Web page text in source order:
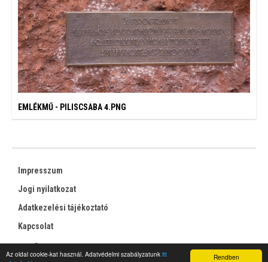
Rendben
Az oldal cookie-kat használ. Adatvédelmi szabályzatunk itt
EMLÉKMŰ - PILISCSABA 4.PNG
Impresszum
Jogi nyilatkozat
Adatkezelési tájékoztató
Kapcsolat